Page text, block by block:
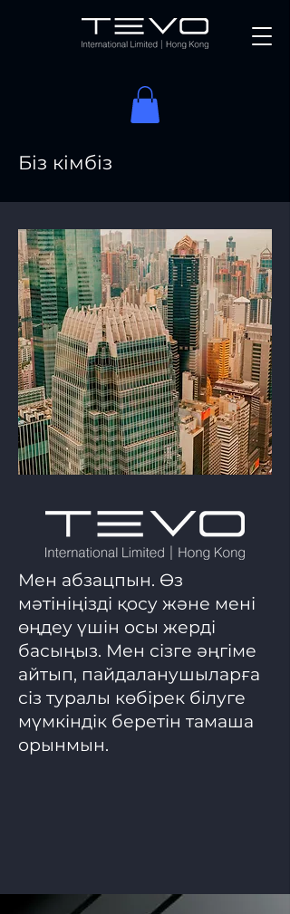
Біз кімбіз
Мен абзацпын. Өз
мәтініңізді қосу және мені
өңдеу үшін осы жерді
басыңыз. Мен сізге әңгіме
айтып, пайдаланушыларға
сіз туралы көбірек білуге
мүмкіндік беретін тамаша
орынмын.